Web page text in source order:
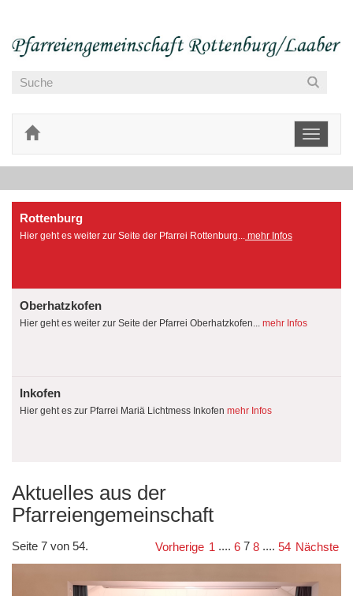
Toggle
Rottenburg
Hier geht es weiter zur Seite der Pfarrei Rottenburg... mehr Infos
Oberhatzkofen
Hier geht es weiter zur Seite der Pfarrei Oberhatzkofen... mehr Infos
Inkofen
Hier geht es zur Pfarrei Mariä Lichtmess Inkofen mehr Infos
Aktuelles aus der
Pfarreiengemeinschaft
Seite 7 von 54. Vorherige 1 .... 6 7 8 .... 54 Nächste